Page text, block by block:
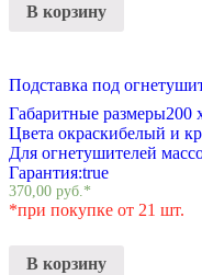
В корзину
Подставка под
Габаритные размеры200
Цвета окраскибелый и
Для огнетушителей
Гарантия:true
370,00 руб. *
*при покупке от 21 шт.
В корзину